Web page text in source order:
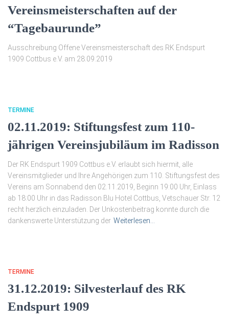
Vereinsmeisterschaften auf der
“Tagebaurunde”
Ausschreibung Offene Vereinsmeisterschaft des RK Endspurt
1909 Cottbus e.V. am 28.09.2019
TERMINE
02.11.2019: Stiftungsfest zum 110-
jährigen Vereinsjubiläum im Radisson
Der RK Endspurt 1909 Cottbus e.V. erlaubt sich hiermit, alle
Vereinsmitglieder und Ihre Angehörigen zum 110. Stiftungsfest des
Vereins am Sonnabend den 02.11.2019, Beginn 19:00 Uhr, Einlass
ab 18:00 Uhr in das Radisson Blu Hotel Cottbus, Vetschauer Str. 12
recht herzlich einzuladen. Der Unkostenbeitrag konnte durch die
dankenswerte Unterstützung der Weiterlesen…
TERMINE
31.12.2019: Silvesterlauf des RK
Endspurt 1909